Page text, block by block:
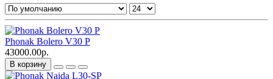
Phonak Bolero V30 P
43000.00р.
В корзину